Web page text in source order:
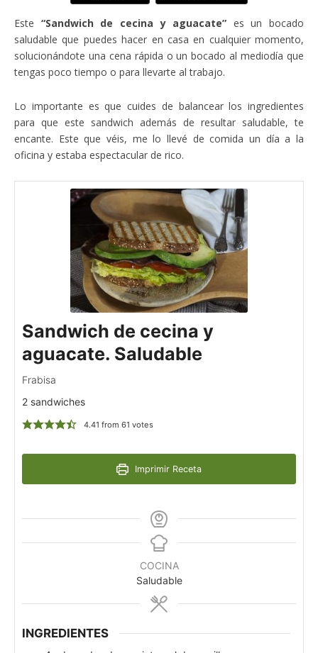
Este “Sandwich de cecina y aguacate” es un bocado
saludable que puedes hacer en casa en cualquier momento,
solucionándote una cena rápida o un bocado al mediodía que
tengas poco tiempo o para llevarte al trabajo.
Lo importante es que cuides de balancear los ingredientes
para que este sandwich además de resultar saludable, te
encante. Este que véis, me lo llevé de comida un día a la
oficina y estaba espectacular de rico.
Sandwich de cecina y
aguacate. Saludable
Frabisa
2 sandwiches
4.41 from 61 votes
Imprimir Receta
COCINA
Saludable
INGREDIENTES